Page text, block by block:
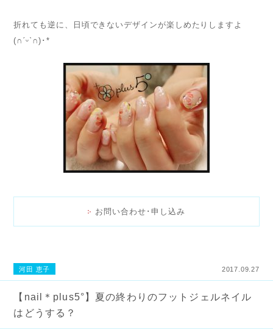
折れても逆に、日頃できないデザインが楽しめたりしますよ
(∩ˊᵕˋ∩)･*
お問い合わせ･申し込み
河田 恵子 2017.09.27
【nail＊plus5°】夏の終わりのフットジェルネイル
はどうする？